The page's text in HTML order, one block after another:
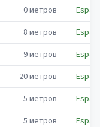
0метров
8 метров
9метров
20метров
5 метров
5 метров